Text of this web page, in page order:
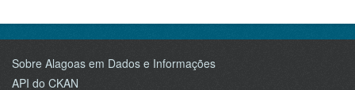
Sobre Alagoas em Dados e Informações
API do CKAN